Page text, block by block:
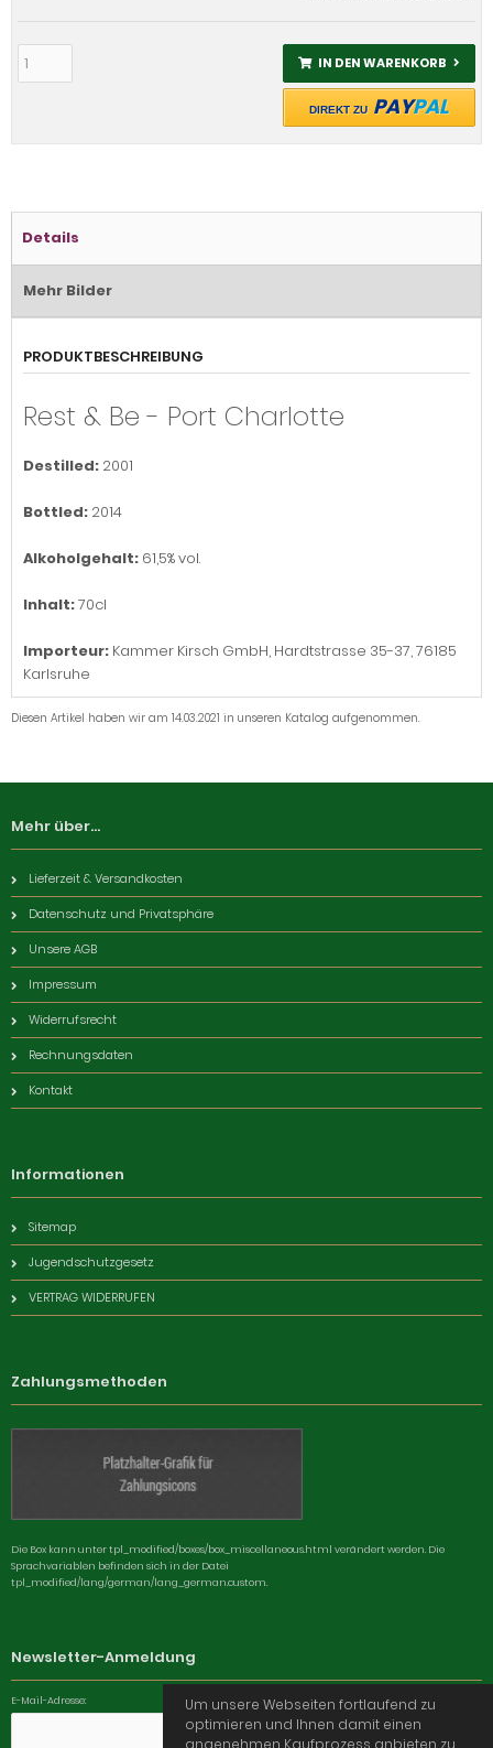
IN DEN WARENKORB
DIREKT ZU PAYPAL
Details
Mehr Bilder
PRODUKTBESCHREIBUNG
Rest & Be - Port Charlotte
Destilled: 2001
Bottled: 2014
Alkoholgehalt: 61,5% vol.
Inhalt:70cl
Importeur: Kammer Kirsch GmbH, Hardtstrasse 35-37, 76185
Karlsruhe
Diesen Artikel haben wir am 14.03.2021 in unseren Katalog aufgenommen.
Mehr über...
Lieferzeit & Versandkosten
Datenschutz und Privatsphäre
Unsere AGB
Impressum
Widerrufsrecht
Rechnungsdaten
Kontakt
Informationen
Sitemap
Jugendschutzgesetz
VERTRAG WIDERRUFEN
Zahlungsmethoden
Die Box kann unter tpl_modified/boxes/box_miscellaneous.html verändert werden. Die
Sprachvariablen befinden sich in der Datei
tpl_modified/lang/german/lang_german.custom.
Newsletter-Anmeldung
E-Mail-Adresse:
Um unsere Webseiten fortlaufend zu
optimieren und Ihnen damit einen
angenehmen Kaufprozess anbieten zu